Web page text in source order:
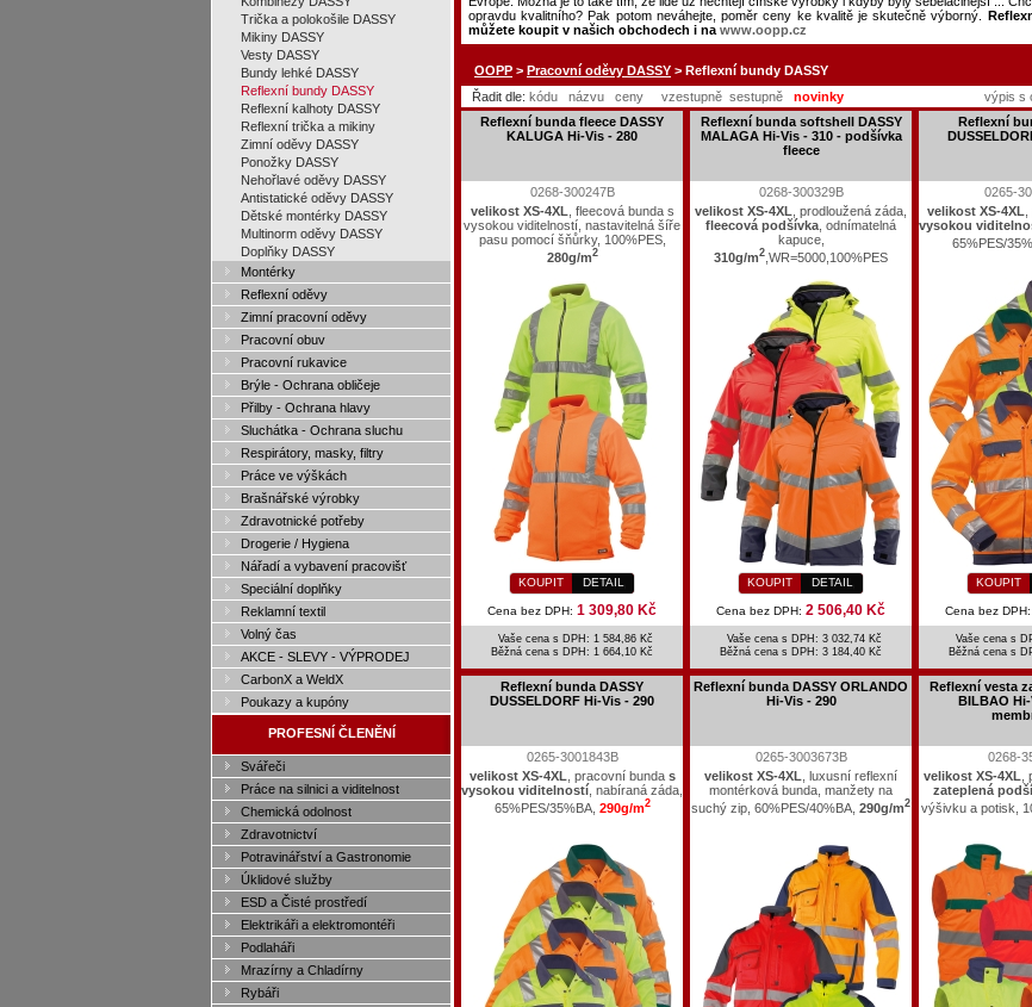
Trička a polokošile DASSY
Mikiny DASSY
Vesty DASSY
Bundy lehké DASSY
Reflexní bundy DASSY
Reflexní kalhoty DASSY
Reflexní trička a mikiny
Zimní oděvy DASSY
Ponožky DASSY
Nehořlavé oděvy DASSY
Antistatické oděvy DASSY
Dětské montérky DASSY
Multinorm oděvy DASSY
Doplňky DASSY
Montérky
Reflexní oděvy
Zimní pracovní oděvy
Pracovní obuv
Pracovní rukavice
Brýle - Ochrana obličeje
Přilby - Ochrana hlavy
Sluchátka - Ochrana sluchu
Respirátory, masky, filtry
Práce ve výškách
Brašnářské výrobky
Zdravotnické potřeby
Drogerie / Hygiena
Nářadí a vybavení pracovišť
Speciální doplňky
Reklamní textil
Volný čas
AKCE - SLEVY - VÝPRODEJ
CarbonX a WeldX
Poukazy a kupóny
PROFESNÍ ČLENĚNÍ
Svářeči
Práce na silnici a viditelnost
Chemická odolnost
Zdravotnictví
Potravinářství a Gastronomie
Úklidové služby
ESD a Čisté prostředí
Elektrikáři a elektromontéři
Podlaháři
Mrazírny a Chladírny
Rybáři
opravdu kvalitního? Pak potom neváhejte, poměr ceny ke kvalitě je skutečně výborný.
můžete koupit v našich obchodech i na www.oopp.cz
OOPP > Pracovní oděvy DASSY > Reflexní bundy DASSY
Řadit dle: kódu názvu ceny vzestupně sestupně novinky výpis s
Reflexní bunda fleece DASSY
KALUGA Hi-Vis - 280
0268-300247B
velikost XS-4XL , fleecová bunda s
vysokou viditelností, nastavitelná šíře
pasu pomocí šňůrky, 100%PES,
280g/m2
KOUPIT DETAIL
Cena bez DPH: 1 309,80 Kč
Vaše cena s DPH: 1 584,86 Kč
Běžná cena s DPH: 1 664,10 Kč
Reflexní bunda softshell DASSY
MALAGA Hi-Vis - 310 - podšívka
fleece
0268-300329B
velikost XS-4XL , prodloužená záda,
fleecová podšívka , odnímatelná
kapuce,
310g/m2 ,WR=5000,100%PES
KOUPIT DETAIL
Cena bez DPH: 2 506,40 Kč
Vaše cena s DPH: 3 032,74 Kč
Běžná cena s DPH: 3 184,40 Kč
Reflexní
0265-
velikost XS-4XL
vysokou
65%PES/
KOUPIT
Cena bez DPH:
Vaše cena s
Běžná cena s
Reflexní bunda DASSY
DUSSELDORF Hi-Vis - 290
0265-3001843B
velikost XS-4XL , pracovní bunda s
vysokou viditelností , nabíraná záda,
65%PES/35%BA, 290g/m2
Reflexní bunda DASSY ORLANDO
Hi-Vis - 290
0265-3003673B
velikost XS-4XL , luxusní reflexní
montérková bunda, manžety na
suchý zip, 60%PES/40%BA, 290g/m2
Reflexní vesta
BILBAO
0268-
velikost XS-4XL
zateplená
výšivku a potisk,